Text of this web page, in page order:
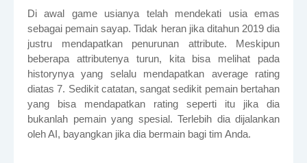
Di awal game usianya telah mendekati usia emas
sebagai pemain sayap. Tidak heran jika ditahun 2019 dia
justru mendapatkan penurunan attribute. Meskipun
beberapa attributenya turun, kita bisa melihat pada
historynya yang selalu mendapatkan average rating
diatas 7. Sedikit catatan, sangat sedikit pemain bertahan
yang bisa mendapatkan rating seperti itu jika dia
bukanlah pemain yang spesial. Terlebih dia dijalankan
oleh AI, bayangkan jika dia bermain bagi tim Anda.